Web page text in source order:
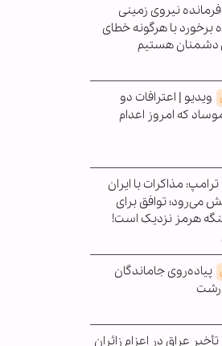
فرمانده نیروی زمینی
برخورد با هرگونه خطای
دشمنان هستیم
ویدیو | اعترافات دو
که امروز اعدام
ترامپ: مذاکرات با ایران
می‌رود؛ توافق برای
هرمز نزدیک است!
پیاده‌روی جاماندگان
رشت
تأخیر عراق در اعزام زائران